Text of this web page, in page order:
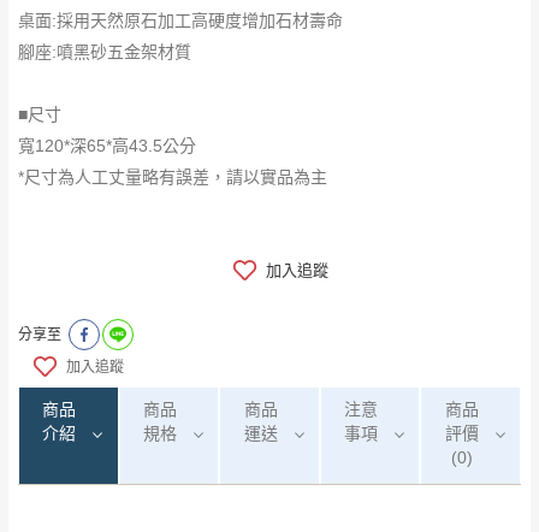
桌面:採用天然原石加工高硬度增加石材壽命
腳座:噴黑砂五金架材質
■尺寸
寬120*深65*高43.5公分
*尺寸為人工丈量略有誤差，請以實品為主
加入追蹤
分享至
加入追蹤
商品
介紹
商品
規格
商品
運送
注意
事項
商品
評價
(0)